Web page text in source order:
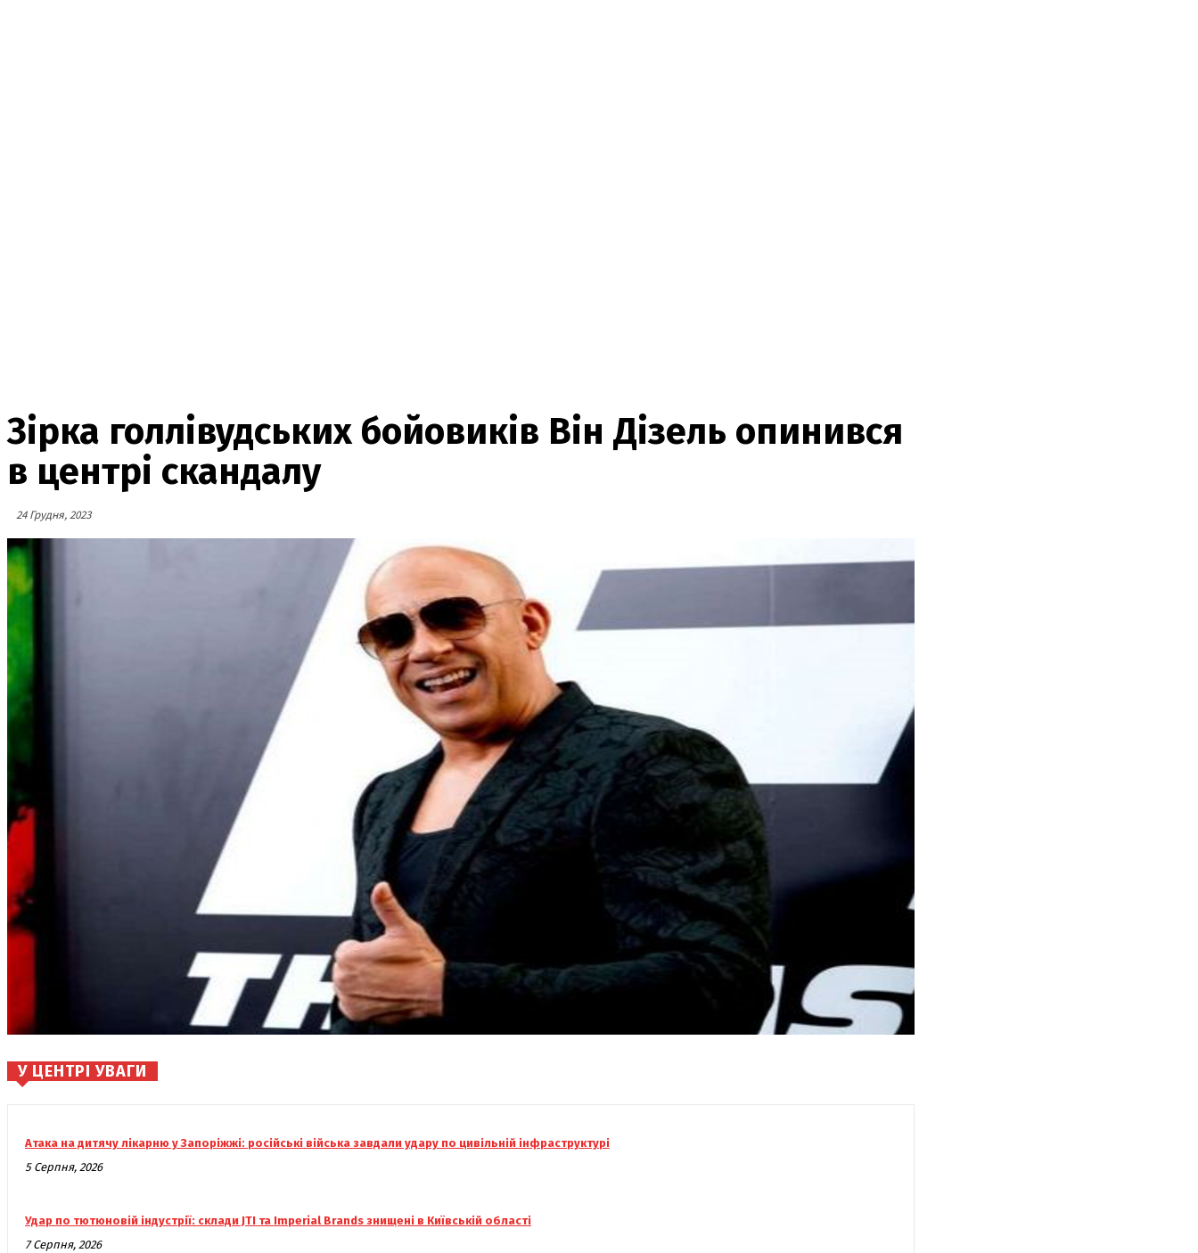
Зірка голлівудських бойовиків Він Дізель опинився
в центрі скандалу
24 Грудня, 2023
У ЦЕНТРІ УВАГИ
Атака на дитячу лікарню у Запоріжжі: російські війська завдали удару по цивільній інфраструктурі
5 Серпня, 2026
Удар по тютюновій індустрії: склади JTI та Imperial Brands знищені в Київській області
7 Серпня, 2026